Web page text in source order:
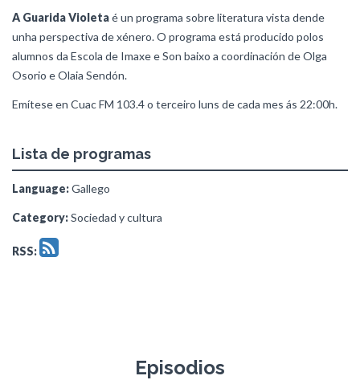
A Guarida Violetaé un programa sobre literatura vista dende
unha perspectiva de xénero. O programa está producido polos
alumnos da Escola de Imaxe e Son baixo a coordinación de Olga
Osorio e Olaia Sendón.
Emítese en Cuac FM 103.4 o terceiro luns de cada mes ás 22:00h.
Lista de programas
Language:Gallego
Category:Sociedad y cultura
RSS:
Episodios